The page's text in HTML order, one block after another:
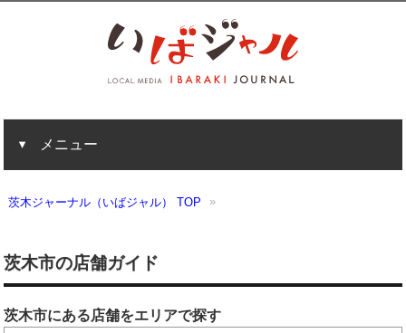
メニュー
茨木ジャーナル（いばジャル） TOP
茨木市の店舗ガイド
茨木市にある店舗をエリアで探す